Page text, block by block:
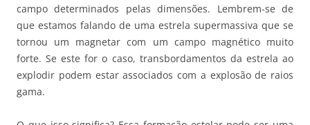
campo determinados pelas dimensões. Lembrem-se de
que estamos falando de uma estrela supermassiva que se
tornou um magnetar com um campo magnético muito
forte. Se este for o caso, transbordamentos da estrela ao
explodir podem estar associados com a explosão de raios
gama.